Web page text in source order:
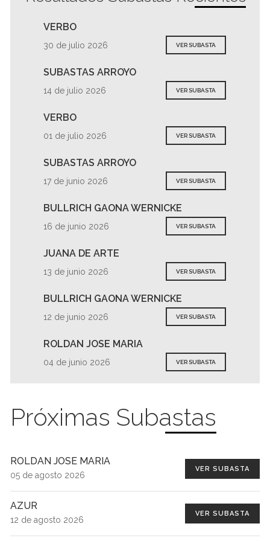
VERBO
30 de julio 2026 VER SUBASTA
SUBASTAS ARROYO
14 de julio 2026 VER SUBASTA
VERBO
01 de julio 2026 VER SUBASTA
SUBASTAS ARROYO
17 de junio 2026 VER SUBASTA
BULLRICH GAONA WERNICKE
16 de junio 2026 VER SUBASTA
JUANA DE ARTE
13 de junio 2026 VER SUBASTA
BULLRICH GAONA WERNICKE
12 de junio 2026 VER SUBASTA
ROLDAN JOSE MARIA
04 de junio 2026 VER SUBASTA
Próximas Subastas
ROLDAN JOSE MARIA
05 de agosto 2026
VER SUBASTA
AZUR
12 de agosto 2026
VER SUBASTA